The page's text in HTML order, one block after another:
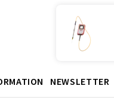
NEWSLETTER